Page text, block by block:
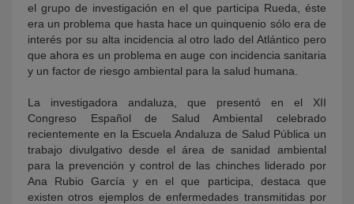
el grupo de investigación en el que participa Rueda, éste
era un problema que hasta hace un quinquenio sólo era de
interés por su alta incidencia al otro lado del Atlántico pero
que ahora es un problema en auge con incidencia sanitaria
y un factor de riesgo ambiental para la salud humana.
La investigadora andaluza, que presentó en el XII
Congreso Español de Salud Ambiental celebrado
recientemente en la Escuela Andaluza de Salud Pública un
trabajo divulgativo desde el área de sanidad ambiental
para la prevención y control de las chinches liderado por
Ana Rubio García y en el que participa, destaca que
existen otros ejemplos de enfermedades transmitidas por